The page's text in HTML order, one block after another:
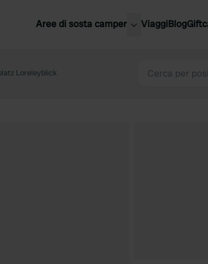
Aree di sosta camper ViaggiBlog
Loreleyblick